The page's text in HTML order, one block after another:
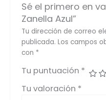
Sé el primero en
Zanella Azul”
Tu dirección de correo
publicada. Los campos
con *
Tu puntuación *
Tu valoración *